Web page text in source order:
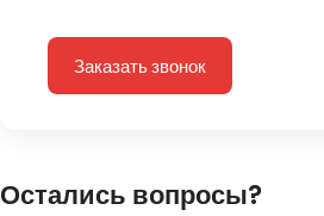
Заказать звонок
Остались вопросы?